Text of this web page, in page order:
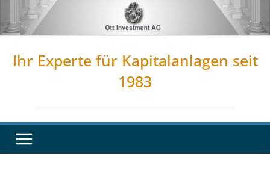
Inhalt
Ihr Experte für Kapitalanlagen seit
1983